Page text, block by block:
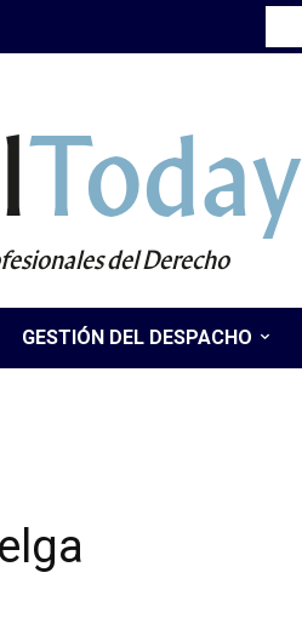
Today
del Derecho
GESTIÓN DEL DESPACHO